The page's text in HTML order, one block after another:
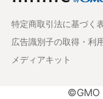
特定商取引法に基づく
広告識別子の取得・利用
メディアキット
©GMO